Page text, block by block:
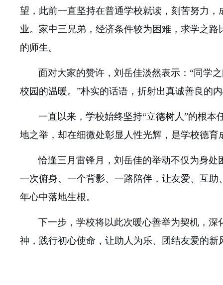
望，此前一直坚持在普通学校就读，刻苦努力
业。家中三兄弟，经济条件较为困难，求学之
的师生。
面对大家的赞许，刘岳佳淡然表示： “同学
校园的温暖。”朴实的话语，折射出真诚善良的
一直以来， 学校始终坚持“立德树人”的根本
地之举，却在细微处彰显人性光辉，是学校德育
恰逢三月 雷锋月，刘岳佳的举动不仅为身处
一次俯身、一个背影、一路陪伴，让友爱、互
年心中落地生根。
下一步，学校将以此次暖心善举为契机，
神，践行初心使命，让助人为乐、团结友爱的